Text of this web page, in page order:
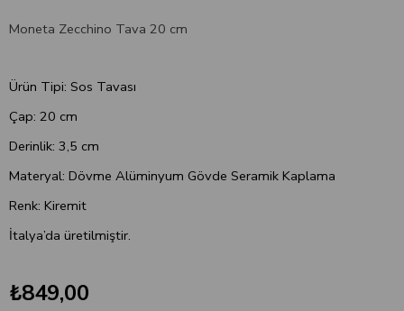
Moneta Zecchino Tava 20 cm
Ürün Tipi: Sos Tavası
Çap: 20 cm
Derinlik: 3,5 cm
Materyal: Dövme Alüminyum Gövde Seramik Kaplama
Renk: Kiremit
İtalya’da üretilmiştir.
₺849,00